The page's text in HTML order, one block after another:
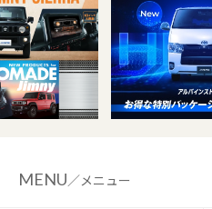
MENU／メニュー